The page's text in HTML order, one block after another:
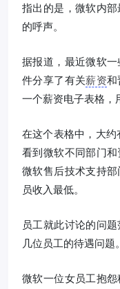
指出的是，微软内
的呼声。
据报道，最近微软
件分享了有关薪资和
一个薪资电子表格，
在这个表格中，大
看到微软不同部门
微软售后技术支持
员收入最低。
员工就此讨论的问
几位员工的待遇问题。
微软一位女员工抱